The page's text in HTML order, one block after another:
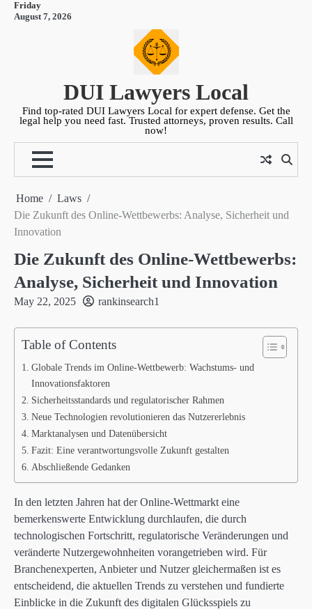
SkipFriday
August 7, 2026
DUI Lawyers Local
Find top-rated DUI Lawyers Local for expert defense. Get the
legal help you need fast. Trusted attorneys, proven results. Call
now!
Home
Laws
Die Zukunft des Online-Wettbewerbs: Analyse, Sicherheit und
Innovation
Die Zukunft des Online-Wettbewerbs:
Analyse, Sicherheit und Innovation
May 22, 2025 rankinsearch1
Table of Contents
Globale Trends im Online-Wettbewerb: Wachstums- und
Innovationsfaktoren
Sicherheitsstandards und regulatorischer Rahmen
Neue Technologien revolutionieren das Nutzererlebnis
Marktanalysen und Datenübersicht
Fazit: Eine verantwortungsvolle Zukunft gestalten
Abschließende Gedanken
In den letzten Jahren hat der Online-Wettmarkt eine
bemerkenswerte Entwicklung durchlaufen, die durch
technologischen Fortschritt, regulatorische Veränderungen und
veränderte Nutzergewohnheiten vorangetrieben wird. Für
Branchenexperten, Anbieter und Nutzer gleichermaßen ist es
entscheidend, die aktuellen Trends zu verstehen und fundierte
Einblicke in die Zukunft des digitalen Glücksspiels zu